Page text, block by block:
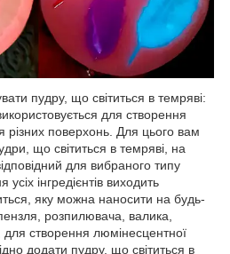
пудру, що світиться в темряві:
для створення
різних поверхонь. Для цього вам
що світиться в темряві, на
для вибраного типу
інгредієнтів виходить
яку можна наносити на будь-
розпилювача, валика,
створення люмінесцентної
додати пудру, що світиться в